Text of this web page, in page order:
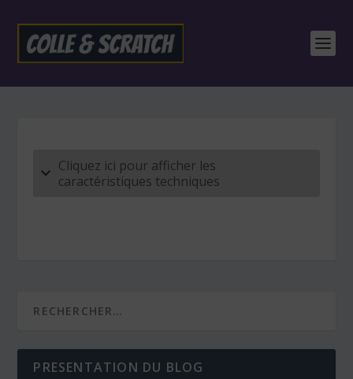
Cliquez ici pour afficher les
caractéristiques techniques
PRESENTATION DU BLOG